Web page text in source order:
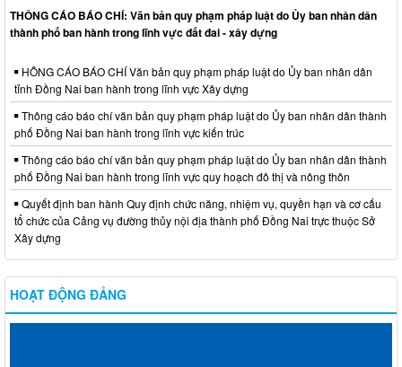
THÔNG CÁO BÁO CHÍ: Văn bản quy phạm pháp luật do Ủy ban nhân dân
thành phố ban hành trong lĩnh vực đất đai - xây dựng
HÔNG CÁO BÁO CHÍ Văn bản quy phạm pháp luật do Ủy ban nhân dân
tỉnh Đồng Nai ban hành trong lĩnh vực Xây dựng
Thông cáo báo chí văn bản quy phạm pháp luật do Ủy ban nhân dân thành
phố Đồng Nai ban hành trong lĩnh vực kiến trúc
Thông cáo báo chí văn bản quy phạm pháp luật do Ủy ban nhân dân thành
phố Đồng Nai ban hành trong lĩnh vực quy hoạch đô thị và nông thôn
Quyết định ban hành Quy định chức năng, nhiệm vụ, quyền hạn và cơ cấu
tổ chức của Cảng vụ đường thủy nội địa thành phố Đồng Nai trực thuộc Sở
Xây dựng
HOẠT ĐỘNG ĐẢNG